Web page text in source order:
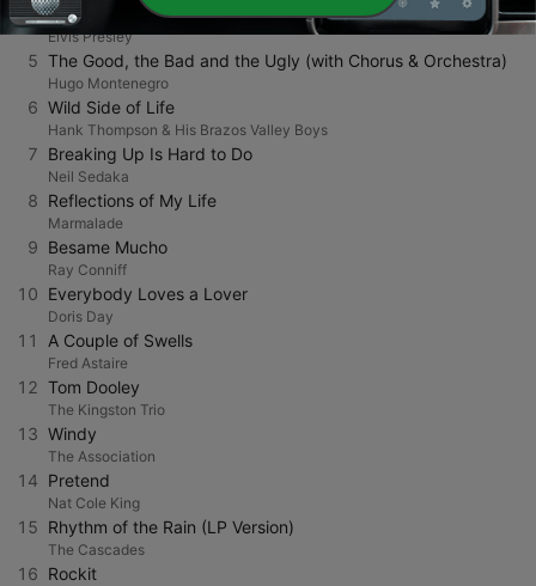
4 Blue Suede Shoes (Remastered)
Elvis Presley
5 The Good, the Bad and the Ugly (with Chorus & Orchestra)
Hugo Montenegro
6 Wild Side of Life
Hank Thompson & His Brazos Valley Boys
7 Breaking Up Is Hard to Do
Neil Sedaka
8 Reflections of My Life
Marmalade
9 Besame Mucho
Ray Conniff
10 Everybody Loves a Lover
Doris Day
11 A Couple of Swells
Fred Astaire
12 Tom Dooley
The Kingston Trio
13 Windy
The Association
14 Pretend
Nat Cole King
15 Rhythm of the Rain (LP Version)
The Cascades
16 Rockit